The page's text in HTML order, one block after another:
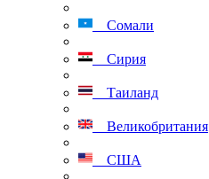
Сомали
Сирия
Таиланд
Великобритания
США